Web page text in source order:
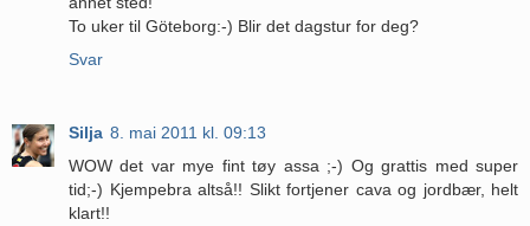
To uker til Göteborg:-) Blir det dagstur for deg?
Svar
Silja 8. mai 2011 kl. 09:13
WOW det var mye fint tøy assa ;-) Og grattis med super
tid;-) Kjempebra altså!! Slikt fortjener cava og jordbær, helt
klart!!